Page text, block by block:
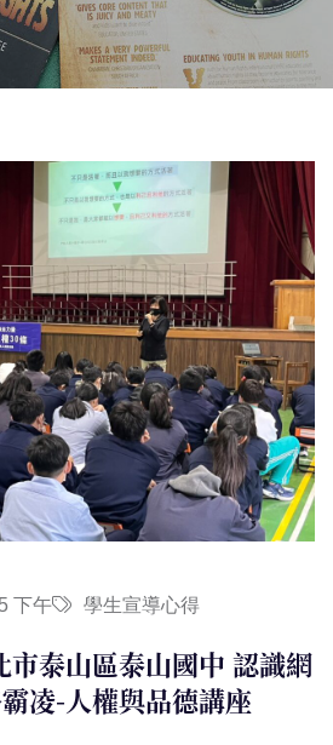
下午 學生宣導心得
泰山區泰山國中 認識網
凌-人權與品德講座